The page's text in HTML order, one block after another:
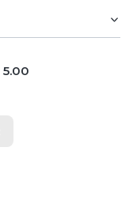
5.00